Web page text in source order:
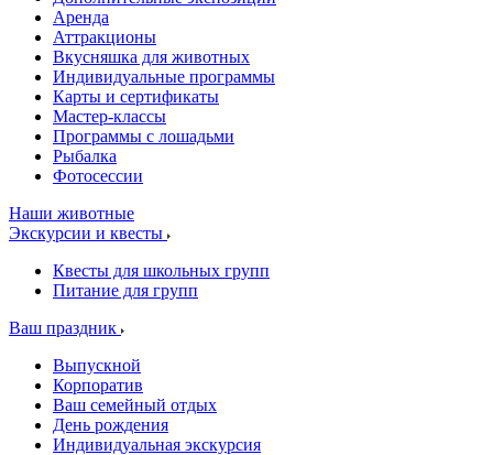
Аренда
Аттракционы
Вкусняшка для животных
Индивидуальные программы
Карты и сертификаты
Мастер-классы
Программы с лошадьми
Рыбалка
Фотосессии
Наши животные
Экскурсии и квесты
Квесты для школьных групп
Питание для групп
Ваш праздник
Выпускной
Корпоратив
Ваш семейный отдых
День рождения
Индивидуальная экскурсия